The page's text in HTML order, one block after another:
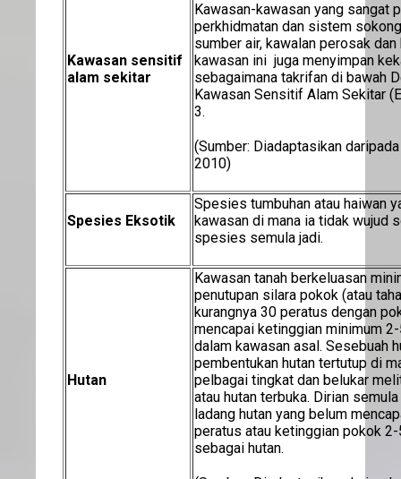
Kawasan sensitif
alam sekitar
Kawasan-kawasan yang sangat
perkhidmatan dan sistem
sumber air, kawalan perosak
kawasan ini juga menyimpan
sebagaimana takrifan di bawah
Kawasan Sensitif Alam Sekitar
3.
(Sumber: Diadaptasikan
2010)
Spesies Eksotik
Spesies tumbuhan atau haiwan
kawasan di mana ia tidak wujud
spesies semula jadi.
Hutan
Kawasan tanah berkeluasan
penutupan silara pokok (atau
kurangnya 30 peratus dengan
mencapai ketinggian minimum
dalam kawasan asal. Sesebuah
pembentukan hutan tertutup di
pelbagai tingkat dan belukar
atau hutan terbuka. Dirian
ladang hutan yang belum
peratus atau ketinggian pokok
sebagai hutan.